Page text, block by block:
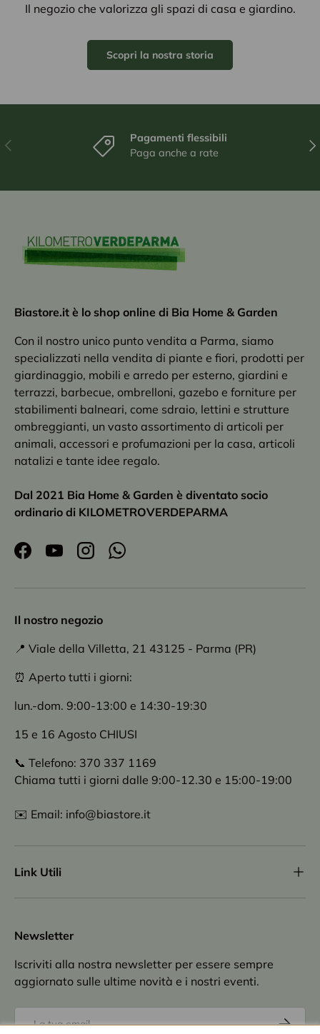
Il negozio che valorizza gli spazi di casa e giardino.
Scopri la nostra storia
Indietro
Pagamenti flessibili
Paga anche a rate
Biastore.it è lo shop online di Bia Home & Garden
Con il nostro unico punto vendita a Parma, siamo
specializzati nella vendita di piante e fiori, prodotti per
giardinaggio, mobili e arredo per esterno, giardini e
terrazzi, barbecue, ombrelloni, gazebo e forniture per
stabilimenti balneari, come sdraio, lettini e strutture
ombreggianti, un vasto assortimento di articoli per
animali, accessori e profumazioni per la casa, articoli
natalizi e tante idee regalo.
Dal 2021 Bia Home & Garden è diventato socio
ordinario di KILOMETROVERDEPARMA
FacebookYouTubeInstagramWhatsApp
Il nostro negozio
📍 Viale della Villetta, 21 43125 - Parma (PR)
⏰ Aperto tutti i giorni:
lun.-dom. 9:00-13:00 e 14:30-19:30
15 e 16 Agosto CHIUSI
📞 Telefono: 370 337 1169
Chiama tutti i giorni dalle 9:00-12.30 e 15:00-19:00
✉️ Email: info@biastore.it
Link Utili
Newsletter
Iscriviti alla nostra newsletter per essere sempre
aggiornato sulle ultime novità e i nostri eventi.
Iscriviti